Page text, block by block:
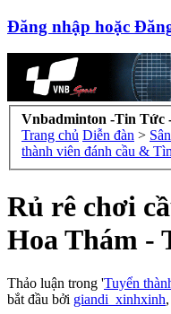
Đăng nhập hoặc
Vnbadminton -Tin Tức
Trang chủ Diễn đàn >
thành viên đánh cầu &
Rủ rê chơi
Hoa Thám -
Thảo luận trong 'Tuyển
bắt đầu bởi giandi_xinhxinh,